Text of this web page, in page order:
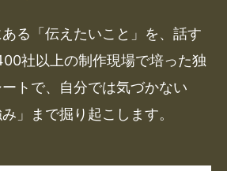
る「伝えたいこと」を、話す
社以上の制作現場で培った独
トで、自分では気づかない
」まで掘り起こします。